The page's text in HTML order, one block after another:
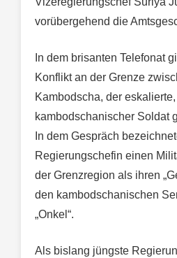
vorübergehend die
In dem brisanten Telefonat
Konflikt an der Grenze
Kambodscha, der
kambodschanischer Soldat
In dem Gespräch
Regierungschefin einen
der Grenzregion als ihren
den kambodschanischen
„Onkel“.
Als bislang jüngste